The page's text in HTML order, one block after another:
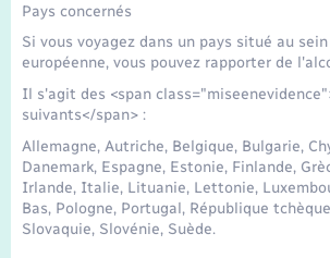
Seniors
Transports
Voirie et espace public
Pays concernés
Si vous voyagez dans un pays situé au
européenne, vous pouvez rapporter de
Il s'agit des <span
suivants</span> :
Allemagne, Autriche, Belgique, Bulgarie,
Danemark, Espagne, Estonie, Finlande,
Irlande, Italie, Lituanie, Lettonie,
Bas, Pologne, Portugal, République
Slovaquie, Slovénie, Suède.